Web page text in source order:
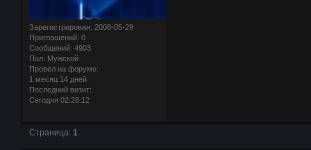
Зарегистрирован: 2008-05-29
Приглашений: 0
Сообщений: 4903
Пол: Мужской
Провел на форуме:
1 месяц 14 дней
Последний визит:
Сегодня 02:28:12
Страница: 1